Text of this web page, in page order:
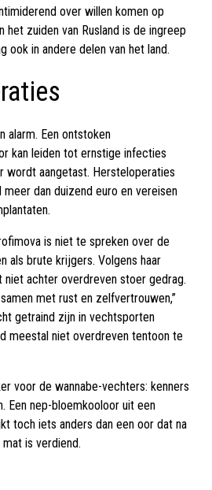
over willen komen op
het zuiden van Rusland is de ingreep
ook in andere delen van het land.
alarm. Een ontstoken
kan leiden tot ernstige infecties
wordt aangetast. Hersteloperaties
dan duizend euro en vereisen
is niet te spreken over de
als brute krijgers. Volgens haar
achter overdreven stoer gedrag.
met rust en zelfvertrouwen,”
getraind zijn in vechtsporten
meestal niet overdreven tentoon te
voor de wannabe-vechters: kenners
Een nep-bloemkooloor uit een
toch iets anders dan een oor dat na
is verdiend.